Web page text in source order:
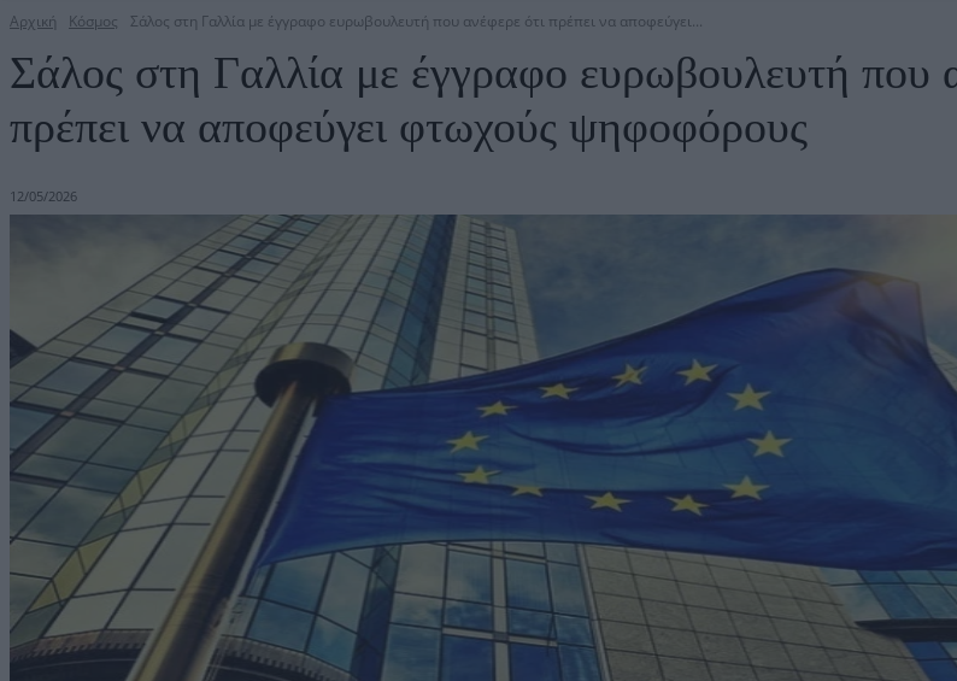
Αρχική Κόσμος Σάλος στη Γαλλία με έγγραφο ευρωβουλευτή που ανέφερε ότι πρέπει να αποφεύγει...
Σάλος στη Γαλλία με έγγραφο ευρωβουλευτή που
πρέπει να αποφεύγει φτωχούς ψηφοφόρους
12/05/2026